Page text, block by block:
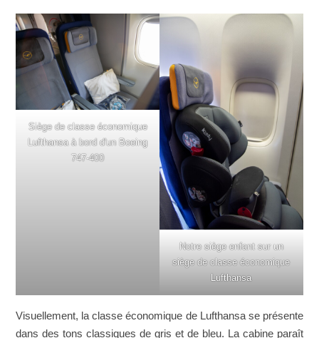
Siège de classe économique
Lufthansa à bord d'un Boeing
747-400
Notre siège enfant sur un
siège de classe économique
Lufthansa
Visuellement, la classe économique de Lufthansa se présente
dans des tons classiques de gris et de bleu. La cabine paraît